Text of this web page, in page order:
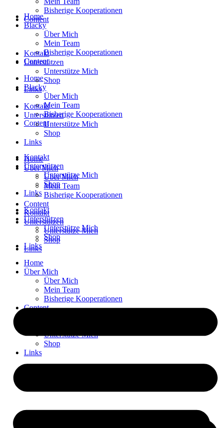
Home
Blacky
Über Mich
Mein Team
Bisherige Kooperationen
Content
Home
Blacky
Über Mich
Mein Team
Bisherige Kooperationen
Content
Kontakt
Unterstützen
Unterstütze Mich
Shop
Links
Kontakt
Unterstützen
Unterstütze Mich
Shop
Links
Home
Über Mich
Über Mich
Mein Team
Bisherige Kooperationen
Content
Unterstütze Mich
Shop
Links
Bisherige Kooperationen
Content
Kontakt
Unterstützen
Unterstütze Mich
Shop
Links
Kontakt
Unterstützen
Unterstütze Mich
Shop
Links
Home
Über Mich
Über Mich
Mein Team
Bisherige Kooperationen
Content
Kontakt
Unterstützen
Unterstütze Mich
Shop
Links